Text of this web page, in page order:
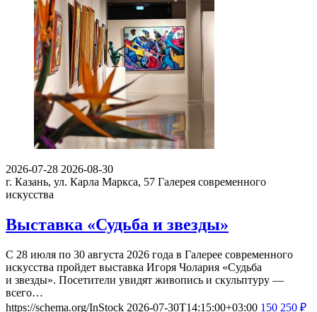
2026-07-28 2026-08-30
г. Казань, ул. Карла Маркса, 57 Галерея современного
искусства
Выставка «Судьба и звезды»
С 28 июля по 30 августа 2026 года в Галерее современного
искусства пройдет выставка Игоря Чолария «Судьба
и звезды». Посетители увидят живопись и скульптуру —
всего…
https://schema.org/InStock 2026-07-30T14:15:00+03:00 150 250 ₽